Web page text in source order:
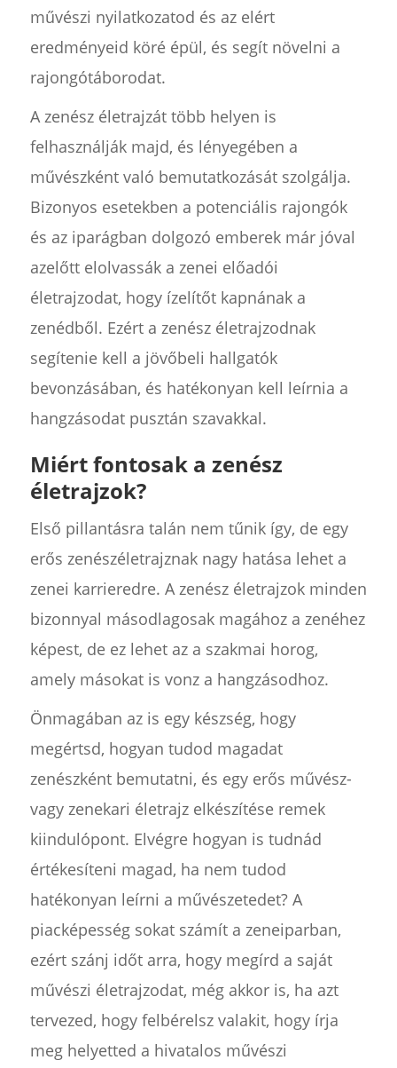
művészi nyilatkozatod és az elért
eredményeid köré épül, és segít növelni a
rajongótáborodat.
A zenész életrajzát több helyen is
felhasználják majd, és lényegében a
művészként való bemutatkozását szolgálja.
Bizonyos esetekben a potenciális rajongók
és az iparágban dolgozó emberek már jóval
azelőtt elolvassák a zenei előadói
életrajzodat, hogy ízelítőt kapnának a
zenédből. Ezért a zenész életrajzodnak
segítenie kell a jövőbeli hallgatók
bevonzásában, és hatékonyan kell leírnia a
hangzásodat pusztán szavakkal.
Miért fontosak a zenész
életrajzok?
Első pillantásra talán nem tűnik így, de egy
erős zenészéletrajznak nagy hatása lehet a
zenei karrieredre. A zenész életrajzok minden
bizonnyal másodlagosak magához a zenéhez
képest, de ez lehet az a szakmai horog,
amely másokat is vonz a hangzásodhoz.
Önmagában az is egy készség, hogy
megértsd, hogyan tudod magadat
zenészként bemutatni, és egy erős művész-
vagy zenekari életrajz elkészítése remek
kiindulópont. Elvégre hogyan is tudnád
értékesíteni magad, ha nem tudod
hatékonyan leírni a művészetedet? A
piacképesség sokat számít a zeneiparban,
ezért szánj időt arra, hogy megírd a saját
művészi életrajzodat, még akkor is, ha azt
tervezed, hogy felbérelsz valakit, hogy írja
meg helyetted a hivatalos művészi